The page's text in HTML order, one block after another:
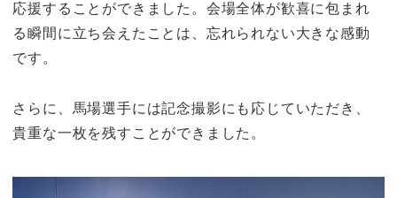
応援することができました。会場全体が歓喜に包まれ
る瞬間に立ち会えたことは、忘れられない大きな感動
です。
さらに、馬場選手には記念撮影にも応じていただき、
貴重な一枚を残すことができました。